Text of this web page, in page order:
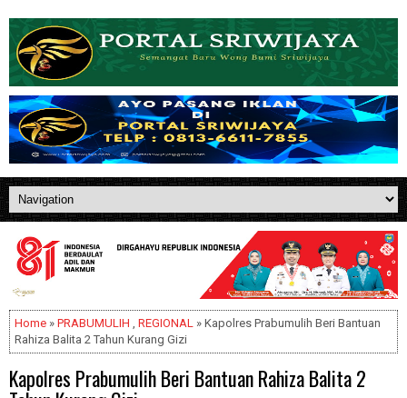
Home » PRABUMULIH , REGIONAL » Kapolres Prabumulih Beri Bantuan
Rahiza Balita 2 Tahun Kurang Gizi
Kapolres Prabumulih Beri Bantuan Rahiza Balita 2